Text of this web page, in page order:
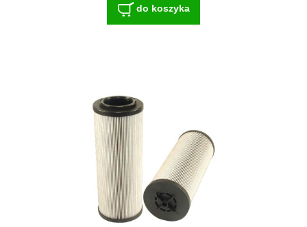
do koszyka